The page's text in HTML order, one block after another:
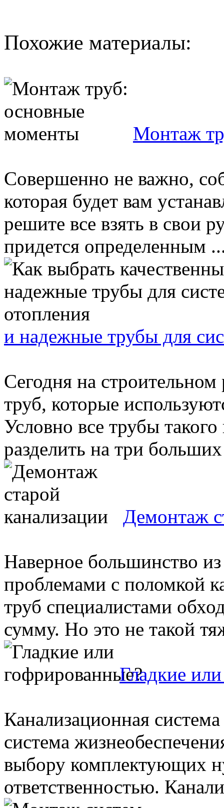
Похожие материалы:
Монтаж
Совершенно не важно,
которая будет вам
решите все взять в свои
придется определенным
и надежные трубы для
Сегодня на
труб, которые
Условно все трубы
разделить на три
Демонтаж
Наверное большинство из
проблемами с поломкой
труб специалистами
сумму. Но это не такой
Гладкие
Канализационная
система
выбору комплектующих
ответственностью.